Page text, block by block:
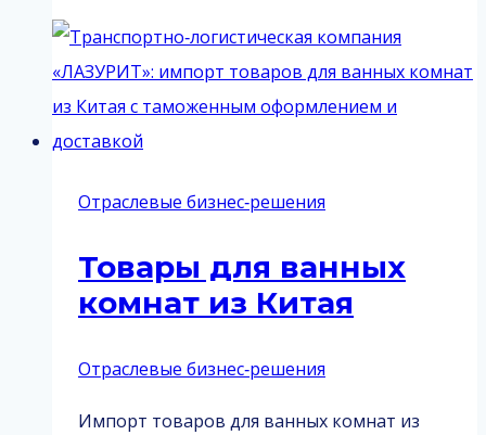
Отраслевые бизнес‑решения
Товары для ванных
комнат из Китая
Отраслевые бизнес‑решения
Импорт товаров для ванных комнат из